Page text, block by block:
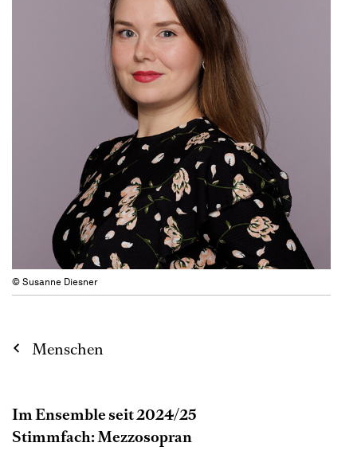
© Susanne Diesner
Menschen
Im Ensemble seit 2024/25
Stimmfach: Mezzosopran